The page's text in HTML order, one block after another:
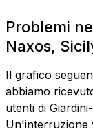
Problemi
Naxos,
Il grafico
abbiamo
utenti di
Un'interruzione